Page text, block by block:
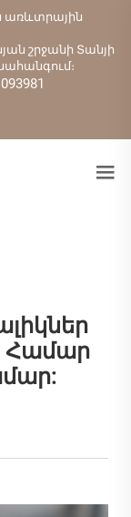
առևտրային
շրջանի Տանյի
Համար